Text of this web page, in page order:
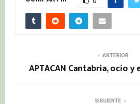
ANTERIOR
APTACAN Cantabria, ocio
SIGUIENTE